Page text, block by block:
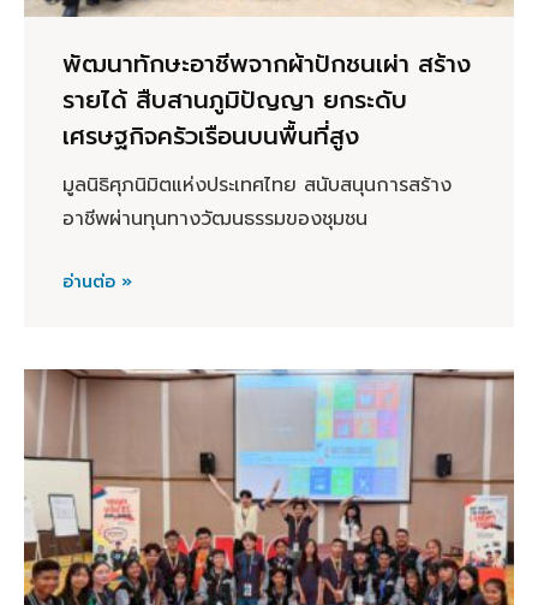
พัฒนาทักษะอาชีพจากผ้าปักชนเผ่า สร้าง
รายได้ สืบสานภูมิปัญญา ยกระดับ
เศรษฐกิจครัวเรือนบนพื้นที่สูง
มูลนิธิศุภนิมิตแห่งประเทศไทย สนับสนุนการสร้าง
อาชีพผ่านทุนทางวัฒนธรรมของชุมชน
อ่านต่อ »